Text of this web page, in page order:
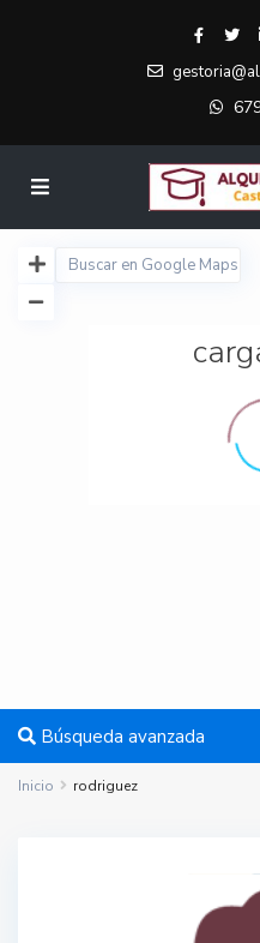
Búsqueda avanzada
Inicio rodriguez